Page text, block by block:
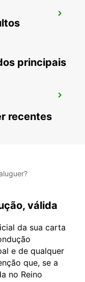
principais
recentes
válida
da sua carta
e de qualquer
que, se a
no Reino